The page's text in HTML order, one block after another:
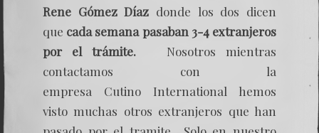
Rene Gómez Díaz donde los dos dicen
que cada semana pasaban 3-4 extranjeros
por el trámite.
Nosotros mientras
contactamos con la
empresa Cutino International hemos
visto muchas otros extranjeros que han